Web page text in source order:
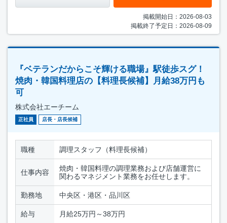
掲載開始日：2026-08-03
掲載終了予定日：2026-08-09
『ベテランだからこそ輝ける職場』駅徒歩スグ！
焼肉・韓国料理店の【料理長候補】月給38万円も
可
株式会社エーチーム
正社員 店長・店長候補
職種 調理スタッフ（料理長候補）
仕事内容
焼肉・韓国料理の調理業務および店舗運営に
関わるマネジメント業務をお任せします。
勤務地 中央区・港区・品川区
給与 月給25万円～38万円